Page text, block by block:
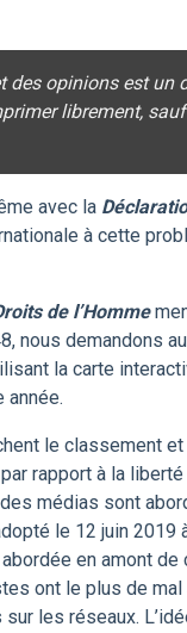
opinions est un
librement,
avec la
à cette
de l’Homme
nous demandons
la carte
année.
le classement
rapport à la
médias sont
le 12 juin 2019
en amont
ont le plus de
les réseaux.